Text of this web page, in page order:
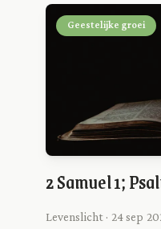
Geestelijke groei
2 Samuel 1;
Levenslicht · 24 sep